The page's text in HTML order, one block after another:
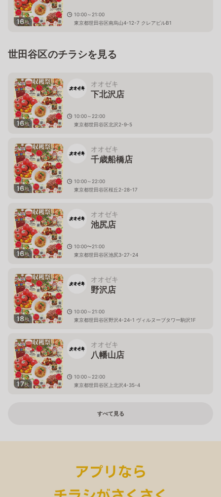
16枚
10:00～21:00
東京都世田谷区南烏山4-12-7 クレアビルB1
世田谷区のチラシを見る
16枚
オオゼキ
下北沢店
10:00～22:00
東京都世田谷区北沢2-9-5
16枚
オオゼキ
千歳船橋店
10:00～22:00
東京都世田谷区桜丘2-28-17
16枚
オオゼキ
池尻店
10:00〜21:00
東京都世田谷区池尻3-27-24
18枚
オオゼキ
野沢店
10:00～21:00
東京都世田谷区野沢4-24-1 ヴィルヌーブタワー駒沢1F
17枚
オオゼキ
八幡山店
10:00～22:00
東京都世田谷区上北沢4-35-4
すべて見る